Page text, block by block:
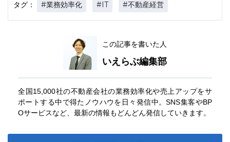
タグ： #業務効率化 #IT #不動産経営
この記事を書いた人
いえらぶ編集部
全国15,000社の不動産会社の業務効率化や売上アップをサ
ポートする中で得たノウハウを日々発信中。SNS集客やBP
Oサービスなど、最新の情報もどんどん発信していきます。